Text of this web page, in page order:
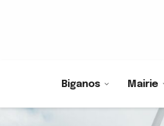
Biganos Mairie